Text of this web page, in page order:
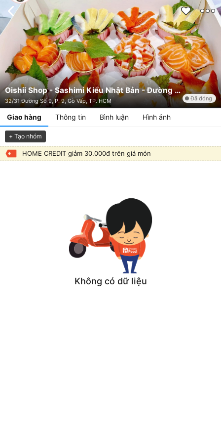
Oishii Shop - Sashimi Kiểu Nhật Bản - Đường Số 9
32/31 Đường Số 9, P. 9, Gò Vấp, TP. HCM Đã đóng
Giao hàng Thông tin Bình luận Hình ảnh
+ Tạo nhóm
HOME CREDIT giảm 30.000đ trên giá món
Không có dữ liệu